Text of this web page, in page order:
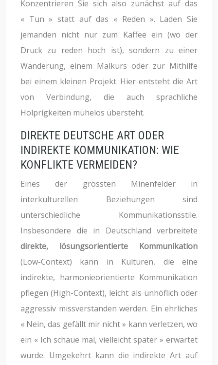
Konzentrieren Sie sich also zunächst auf das
« Tun » statt auf das « Reden ». Laden Sie
jemanden nicht nur zum Kaffee ein (wo der
Druck zu reden hoch ist), sondern zu einer
Wanderung, einem Malkurs oder zur Mithilfe
bei einem kleinen Projekt. Hier entsteht die Art
von Verbindung, die auch sprachliche
Holprigkeiten mühelos übersteht.
DIREKTE DEUTSCHE ART ODER
INDIREKTE KOMMUNIKATION: WIE
KONFLIKTE VERMEIDEN?
Eines der grössten Minenfelder in
interkulturellen Beziehungen sind
unterschiedliche Kommunikationsstile.
Insbesondere die in Deutschland verbreitete
direkte, lösungsorientierte Kommunikation
(Low-Context) kann in Kulturen, die eine
indirekte, harmonieorientierte Kommunikation
pflegen (High-Context), leicht als unhöflich oder
aggressiv missverstanden werden. Ein ehrliches
« Nein, das gefällt mir nicht » kann verletzen, wo
ein « Ich schaue mal, vielleicht später » erwartet
wurde. Umgekehrt kann die indirekte Art auf